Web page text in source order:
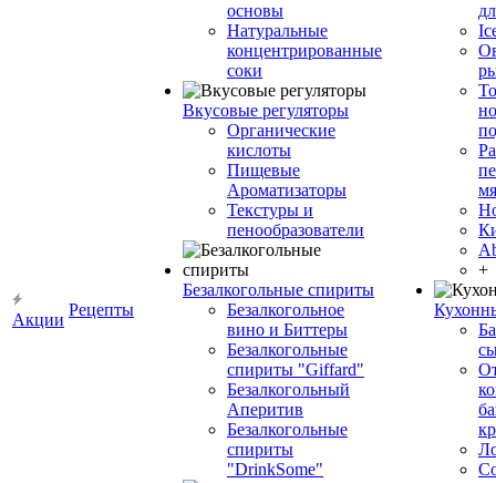
Акции
Рецепты
основы
Натуральные
концентрированные
соки
Вкусовые регуляторы
Органические
кислоты
Пищевые
Ароматизаторы
Текстуры и
пенообразователи
Безалкогольные спириты
Безалкогольное
вино и Биттеры
Безалкогольные
спириты "Giffard"
Безалкогольный
Аперитив
Безалкогольные
спириты
"DrinkSome"
+